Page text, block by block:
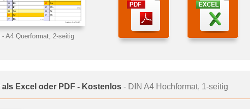
- A4 Querformat, 2-seitig
Excel oder PDF - Kostenlos - DIN A4 Hochformat, 1-seitig